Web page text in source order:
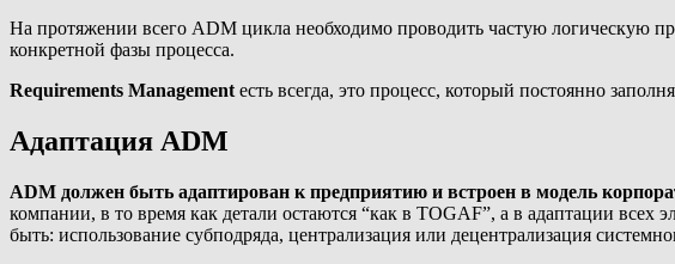
На протяжении всего ADM цикла необходимо проводить частую логическую
конкретной фазы процесса.
Requirements Managementесть всегда, это процесс, который постоянно
Адаптация ADM
ADM должен быть адаптирован к предприятию и встроен в модель
компании, в то время как детали остаются “как в TOGAF”, а в адаптации
быть: использование субподряда, централизация или децентрализация